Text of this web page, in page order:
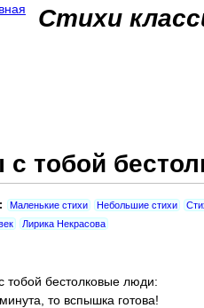
Стихи
тобой
Маленькие стихи Небольшие стихи
Лирика Некрасова
тобой бестолковые люди:
то вспышка готова!